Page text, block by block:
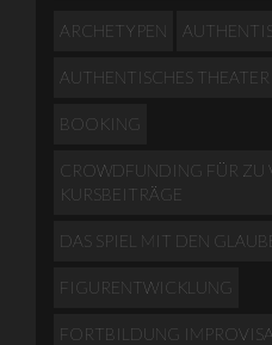
ARCHETYPEN
AUTHENTISCHES THEATER
BOOKING
CROWDFUNDING FÜR ZU
KURSBEITRÄGE
DAS SPIEL MIT DEN
FIGURENTWICKLUNG
FORTBILDUNG